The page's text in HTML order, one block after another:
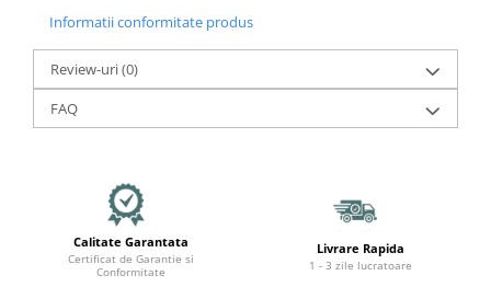
Transmisii & lanțuri
Frâne
Discuri de frana
Plăcuțe de frână
Cabluri de frână
Manete de frână
Consumabile & Unelte
Informatii conformitate produs
Review-uri(0)
FAQ
Calitate Garantata
Certificat de Garantie si
Conformitate
Livrare Rapida
1 - 3 zile lucratoare